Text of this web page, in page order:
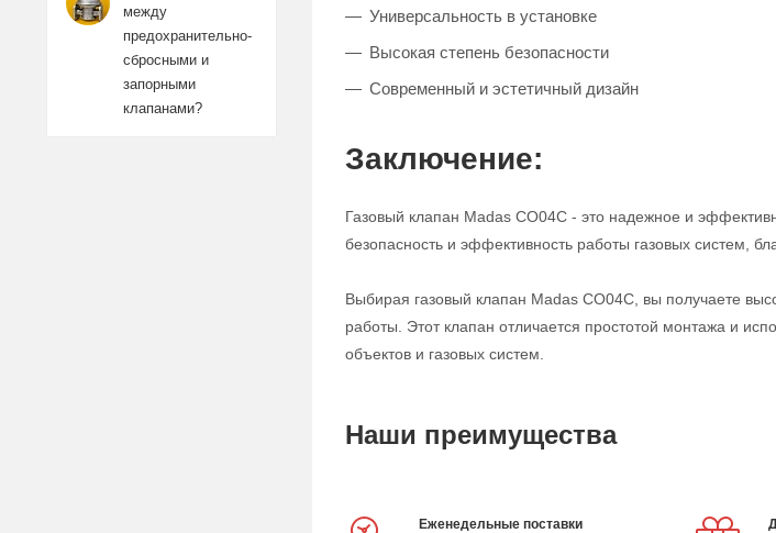
Универсальность в установке
Высокая степень безопасности
Современный и эстетичный дизайн
Заключение:
Газовый клапан Madas CO04C - это надежное и
безопасность и эффективность работы газовых систем,
Выбирая газовый клапан Madas CO04C, вы получаете
работы. Этот клапан отличается простотой монтажа и
объектов и газовых систем.
Наши преимущества
Еженедельные поставки
между
предохранительно-
сбросными и
запорными
клапанами?